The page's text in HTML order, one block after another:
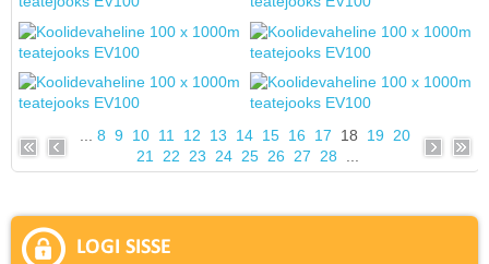
...8 9 10 11 12 13 14 15 16 17 18 19
20
21
22 23 24 25 26 27 28
LOGI SISSE